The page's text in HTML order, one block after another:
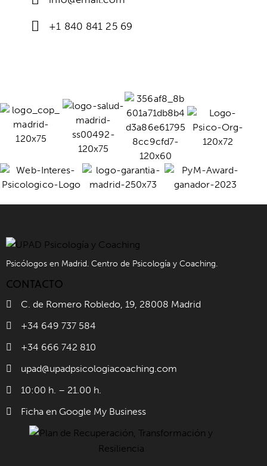
+1 840 841 25 69
Psicólogos en Madrid. Centro de Psicología y Coaching.
CONTACTO
C. de Romero Robledo, 19, 28008 Madrid
+34 649 737 584
+34 666 742 810
upad@upadpsicologiacoaching.com
10:00 h. – 21.00 h.
Ficha en Google My Business